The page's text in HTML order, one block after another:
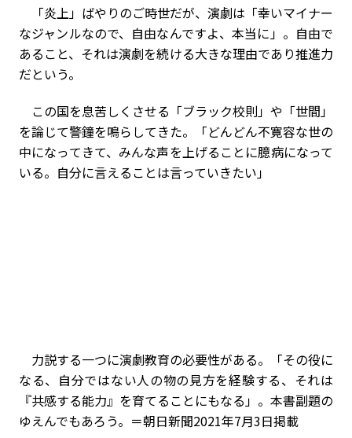
「炎上」ばやりのご時世だが、演劇は「幸いマイナー
なジャンルなので、自由なんですよ、本当に」。自由で
あること、それは演劇を続ける大きな理由であり推進力
だという。
この国を息苦しくさせる「ブラック校則」や「世間」
を論じて警鐘を鳴らしてきた。「どんどん不寛容な世の
中になってきて、みんな声を上げることに臆病になって
いる。自分に言えることは言っていきたい」
力説する一つに演劇教育の必要性がある。「その役に
なる、自分ではない人の物の見方を経験する、それは
『共感する能力』を育てることにもなる」。本書副題の
ゆえんでもあろう。＝朝日新聞2021年7月3日掲載